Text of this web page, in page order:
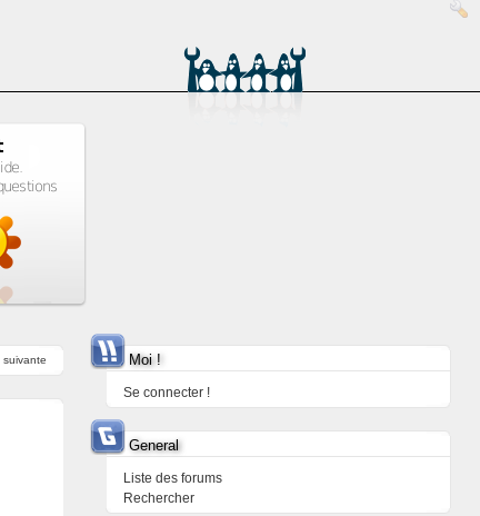
suivante Moi !
Se connecter !
General
Liste des forums
Rechercher